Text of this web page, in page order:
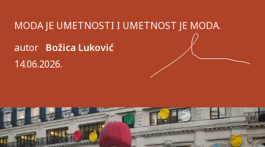
MODA JE UMETNOSTI I UMETNOST JE MODA.
autor Božica Luković
14.06.2026.